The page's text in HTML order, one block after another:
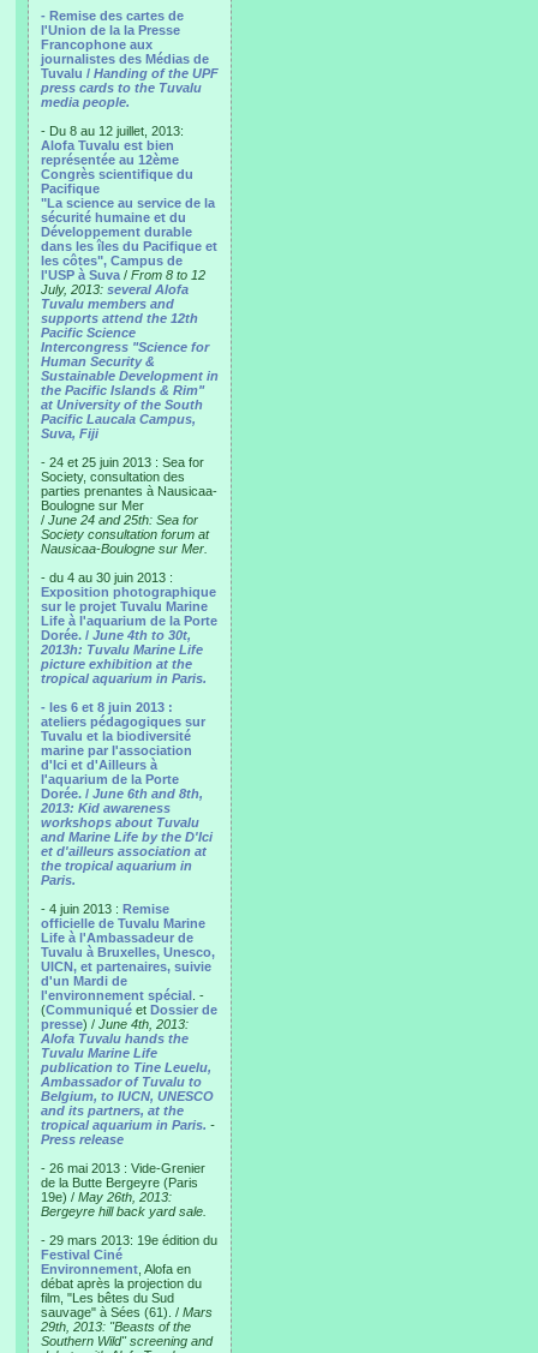
- Remise des cartes de
l'Union de la la Presse
Francophone aux
journalistes des Médias de
Tuvalu / Handing of the UPF
press cards to the Tuvalu
media people.
- Du 8 au 12 juillet, 2013:
Alofa Tuvalu est bien
représentée au 12ème
Congrès scientifique du
Pacifique
"La science au service de la
sécurité humaine et du
Développement durable
dans les îles du Pacifique et
les côtes", Campus de
l'USP à Suva / From 8 to 12
July, 2013: several Alofa
Tuvalu members and
supports attend the 12th
Pacific Science
Intercongress "Science for
Human Security &
Sustainable Development in
the Pacific Islands & Rim"
at University of the South
Pacific Laucala Campus,
Suva, Fiji
- 24 et 25 juin 2013 : Sea for
Society, consultation des
parties prenantes à Nausicaa-
Boulogne sur Mer
/ June 24 and 25th: Sea for
Society consultation forum at
Nausicaa-Boulogne sur Mer.
- du 4 au 30 juin 2013 :
Exposition photographique
sur le projet Tuvalu Marine
Life à l'aquarium de la Porte
Dorée. / June 4th to 30t,
2013h: Tuvalu Marine Life
picture exhibition at the
tropical aquarium in Paris.
- les 6 et 8 juin 2013 :
ateliers pédagogiques sur
Tuvalu et la biodiversité
marine par l'association
d'Ici et d'Ailleurs à
l'aquarium de la Porte
Dorée. / June 6th and 8th,
2013: Kid awareness
workshops about Tuvalu
and Marine Life by the D'Ici
et d'ailleurs association at
the tropical aquarium in
Paris.
- 4 juin 2013 : Remise
officielle de Tuvalu Marine
Life à l'Ambassadeur de
Tuvalu à Bruxelles, Unesco,
UICN, et partenaires, suivie
d'un Mardi de
l'environnement spécial . -
(Communiqué et Dossier de
presse) / June 4th, 2013:
Alofa Tuvalu hands the
Tuvalu Marine Life
publication to Tine Leuelu,
Ambassador of Tuvalu to
Belgium, to IUCN, UNESCO
and its partners, at the
tropical aquarium in Paris. -
Press release
- 26 mai 2013 : Vide-Grenier
de la Butte Bergeyre (Paris
19e) / May 26th, 2013:
Bergeyre hill back yard sale.
- 29 mars 2013: 19e édition du
Festival Ciné
Environnement , Alofa en
débat après la projection du
film, "Les bêtes du Sud
sauvage" à Sées (61). / Mars
29th, 2013: "Beasts of the
Southern Wild" screening and